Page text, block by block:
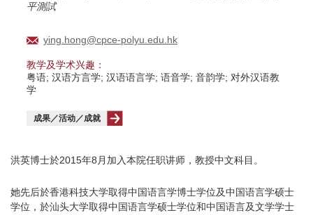
平測試
ying.hong@cpce-polyu.edu.hk
教学及学术兴趣：
粤语; 汉语方言学; 汉语语言学; 语音学; 音韵学; 对外汉语教
学
成果／活动／成就
洪英博士於2015年8月加入本院任职讲师，教授中文科目。
她先后於香港科技大学取得中国语言学博士学位及中国语言学硕士
学位，於汕头大学取得中国语言学硕士学位和中国语言及文学学士